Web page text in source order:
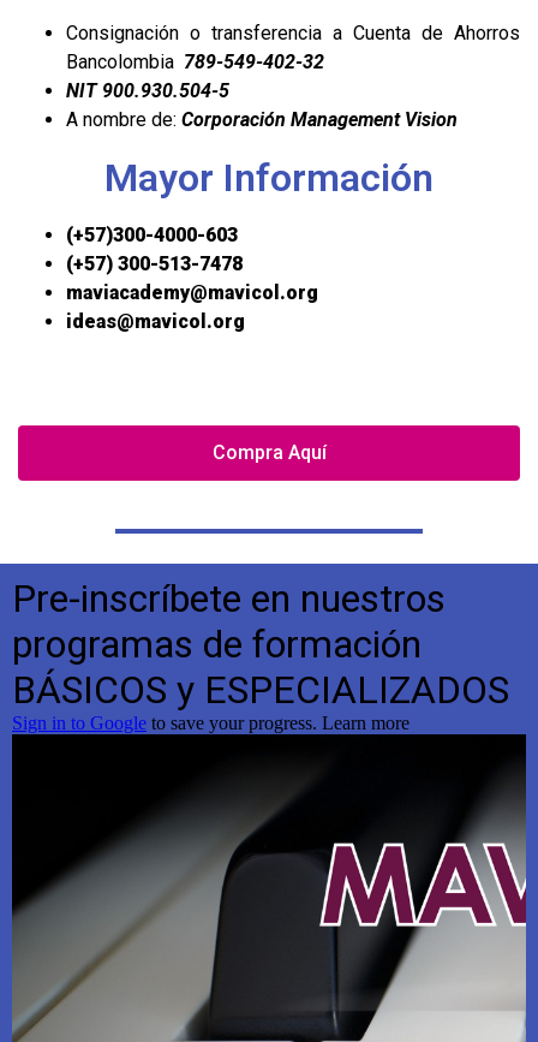
Consignación o transferencia a Cuenta de Ahorros
Bancolombia 789-549-402-32
NIT 900.930.504-5
A nombre de: Corporación Management Vision
Mayor Información
(+57)300-4000-603
(+57) 300-513-7478
maviacademy@mavicol.org
ideas@mavicol.org
Compra Aquí